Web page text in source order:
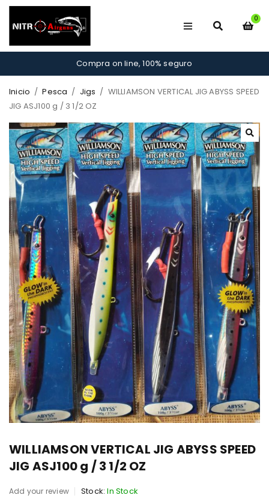
0
Compra on line, 100% seguro
Inicio / Pesca / Jigs / WILLIAMSON VERTICAL JIG ABYSS SPEED
JIG ASJ100 g / 3 1/2 OZ
WILLIAMSON VERTICAL JIG ABYSS SPEED
JIG ASJ100 g / 3 1/2 OZ
Add your review Stock: In Stock